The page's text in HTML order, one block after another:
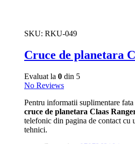
SKU: RKU-049
Cruce de planetara
Evaluat la 0 din 5
No Reviews
Pentru informatii suplimentare
cruce de planetara Claas
telefonic din pagina de contact cu
tehnici.